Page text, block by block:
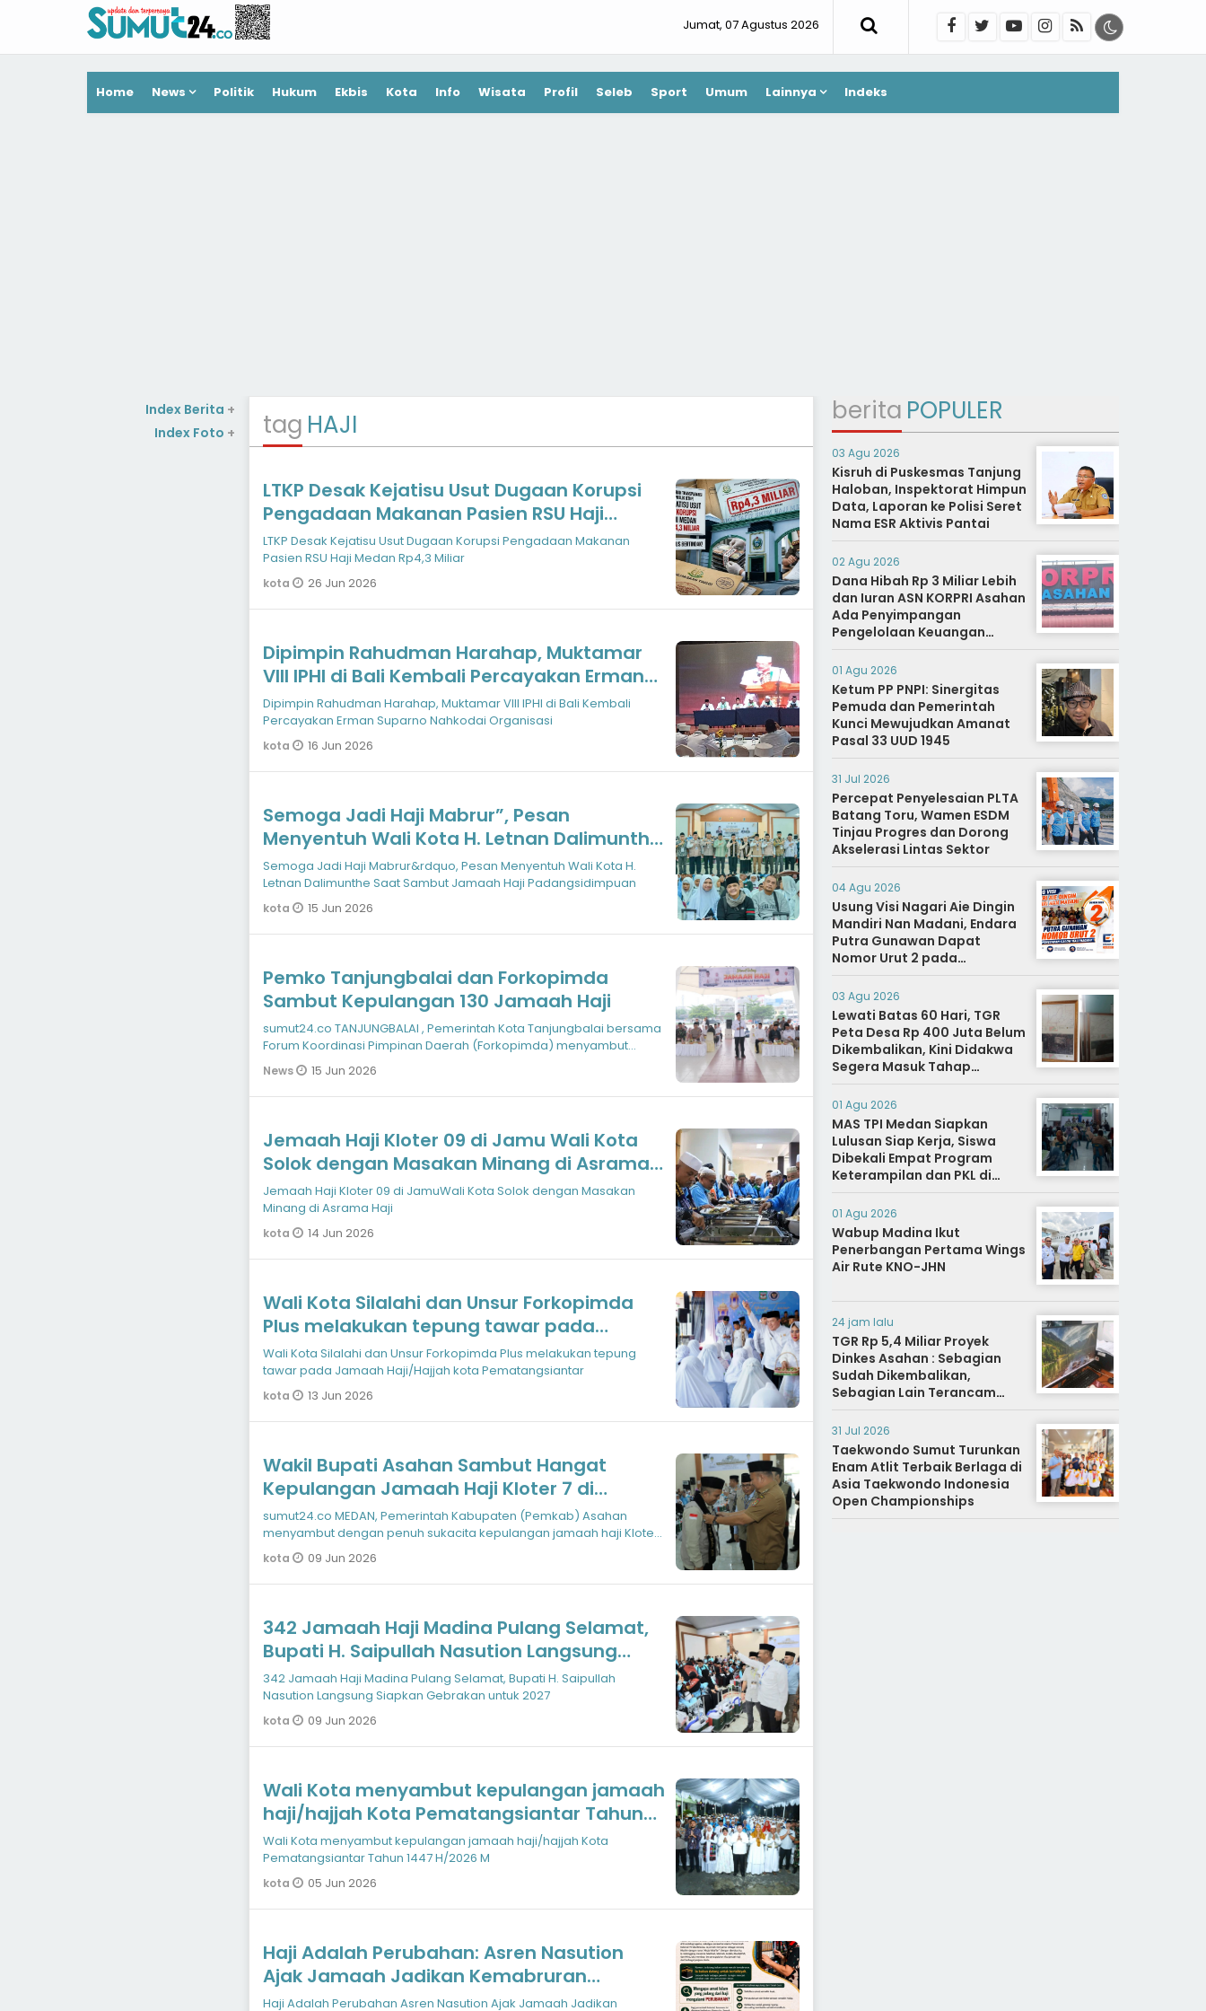
Jumat, 07 Agustus 2026
Home News Politik Hukum Ekbis Kota Info Wisata Profil Seleb Sport Umum Lainnya Indeks
tag HAJI
LTKP Desak Kejatisu Usut Dugaan Korupsi
Pengadaan Makanan Pasien RSU Haji
Medan Rp4,3 Miliar
LTKP Desak Kejatisu Usut Dugaan Korupsi Pengadaan Makanan
Pasien RSU Haji Medan Rp4,3 Miliar
kota 26 Jun 2026
Dipimpin Rahudman Harahap, Muktamar
VIII IPHI di Bali Kembali Percayakan Erman
Suparno Nahkodai Organisasi
Dipimpin Rahudman Harahap, Muktamar VIII IPHI di Bali Kembali
Percayakan Erman Suparno Nahkodai Organisasi
kota 16 Jun 2026
Semoga Jadi Haji Mabrur”, Pesan
Menyentuh Wali Kota H. Letnan Dalimunthe
Saat Sambut Jamaah Haji
Padangsidimpuan
Semoga Jadi Haji Mabrur&rdquo, Pesan Menyentuh Wali Kota H.
Letnan Dalimunthe Saat Sambut Jamaah Haji Padangsidimpuan
kota 15 Jun 2026
Pemko Tanjungbalai dan Forkopimda
Sambut Kepulangan 130 Jamaah Haji
sumut24.co TANJUNGBALAI , Pemerintah Kota Tanjungbalai bersama
Forum Koordinasi Pimpinan Daerah (Forkopimda) menyambut
kepulangan 130 jamaa
News 15 Jun 2026
Jemaah Haji Kloter 09 di Jamu Wali Kota
Solok dengan Masakan Minang di Asrama
Haji
Jemaah Haji Kloter 09 di JamuWali Kota Solok dengan Masakan
Minang di Asrama Haji
kota 14 Jun 2026
Wali Kota Silalahi dan Unsur Forkopimda
Plus melakukan tepung tawar pada
Jamaah Haji/Hajjah kota Pematangsiantar
Wali Kota Silalahi dan Unsur Forkopimda Plus melakukan tepung
tawar pada Jamaah Haji/Hajjah kota Pematangsiantar
kota 13 Jun 2026
Wakil Bupati Asahan Sambut Hangat
Kepulangan Jamaah Haji Kloter 7 di
Asrama Haji Medan
sumut24.co MEDAN, Pemerintah Kabupaten (Pemkab) Asahan
menyambut dengan penuh sukacita kepulangan jamaah haji Kloter
7 yang telah menunaika
kota 09 Jun 2026
342 Jamaah Haji Madina Pulang Selamat,
Bupati H. Saipullah Nasution Langsung
Siapkan Gebrakan untuk 2027
342 Jamaah Haji Madina Pulang Selamat, Bupati H. Saipullah
Nasution Langsung Siapkan Gebrakan untuk 2027
kota 09 Jun 2026
Wali Kota menyambut kepulangan jamaah
haji/hajjah Kota Pematangsiantar Tahun
1447 H/2026 M
Wali Kota menyambut kepulangan jamaah haji/hajjah Kota
Pematangsiantar Tahun 1447 H/2026 M
kota 05 Jun 2026
Haji Adalah Perubahan: Asren Nasution
Ajak Jamaah Jadikan Kemabruran
sebagai Gerakan Sosial
Haji Adalah Perubahan Asren Nasution Ajak Jamaah Jadikan
Index Berita +
Index Foto +
berita POPULER
03 Agu 2026
Kisruh di Puskesmas Tanjung
Haloban, Inspektorat Himpun
Data, Laporan ke Polisi Seret
Nama ESR Aktivis Pantai
02 Agu 2026
Dana Hibah Rp 3 Miliar Lebih
dan Iuran ASN KORPRI Asahan
Ada Penyimpangan
Pengelolaan Keuangan
Dipertanyakan, Aparat
Diminta Segera Usut
01 Agu 2026
Ketum PP PNPI: Sinergitas
Pemuda dan Pemerintah
Kunci Mewujudkan Amanat
Pasal 33 UUD 1945
31 Jul 2026
Percepat Penyelesaian PLTA
Batang Toru, Wamen ESDM
Tinjau Progres dan Dorong
Akselerasi Lintas Sektor
04 Agu 2026
Usung Visi Nagari Aie Dingin
Mandiri Nan Madani, Endara
Putra Gunawan Dapat
Nomor Urut 2 pada
Penetapan Calon Wali
Nagari.
03 Agu 2026
Lewati Batas 60 Hari, TGR
Peta Desa Rp 400 Juta Belum
Dikembalikan, Kini Didakwa
Segera Masuk Tahap
Penyidikan
01 Agu 2026
MAS TPI Medan Siapkan
Lulusan Siap Kerja, Siswa
Dibekali Empat Program
Keterampilan dan PKL di
Dunia Industri
01 Agu 2026
Wabup Madina Ikut
Penerbangan Pertama Wings
Air Rute KNO-JHN
24 jam lalu
TGR Rp 5,4 Miliar Proyek
Dinkes Asahan : Sebagian
Sudah Dikembalikan,
Sebagian Lain Terancam
Sanksi Hukuman Berat
31 Jul 2026
Taekwondo Sumut Turunkan
Enam Atlit Terbaik Berlaga di
Asia Taekwondo Indonesia
Open Championships